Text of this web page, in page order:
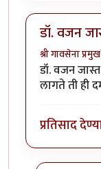
डॉ. वजन
श्री गावसेना प्रमुख
डॉ. वजन
लागते ती ही
प्रतिसाद